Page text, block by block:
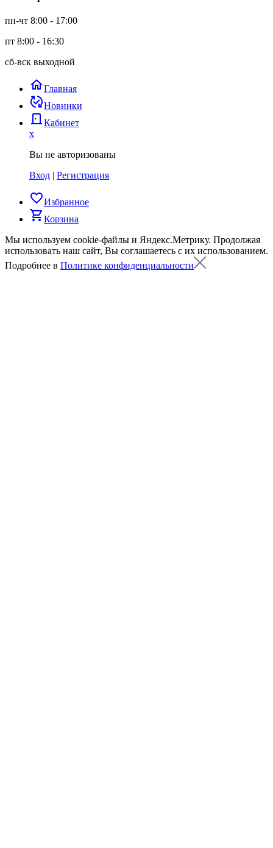
пн-чт 8:00 - 17:00
пт 8:00 - 16:30
сб-вск выходной
homeГлавная
published_with_changesНовинки
door_back Кабинет
x
Вы не авторизованы
Вход | Регистрация
favorite_borderИзбранное
shopping_cartКорзина
Мы используем cookie-файлы и Яндекс.Метрику. Продолжая
использовать наш сайт, Вы соглашаетесь с их использованием.
Подробнее в Политике конфиденциальности